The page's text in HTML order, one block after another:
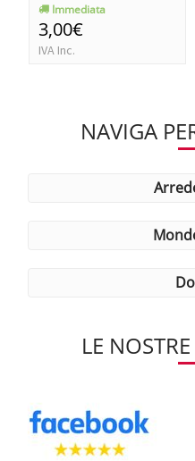
Immediata
3,00€
IVA Inc.
NAVIGA
LE